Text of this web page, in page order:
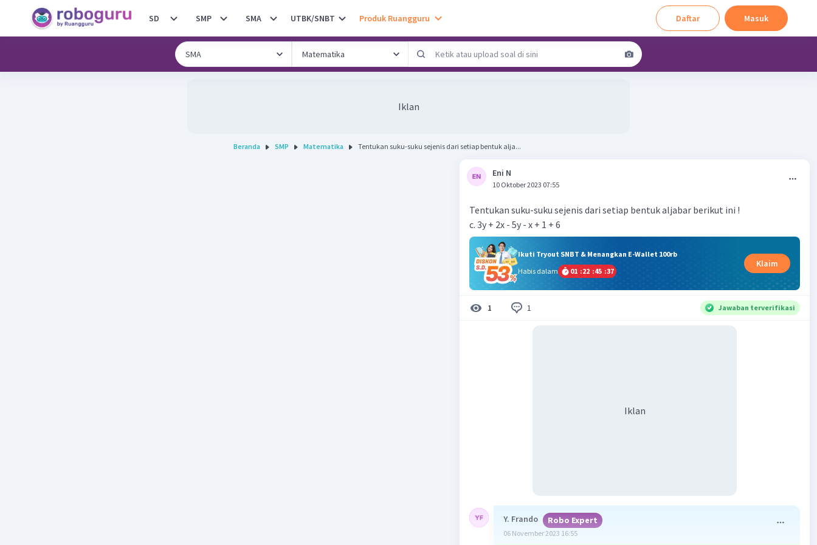
SD SMP SMA UTBK/SNBT Produk Ruangguru Daftar Masuk
Iklan
Beranda SMP Matematika Tentukan suku-suku sejenis dari setiap bentuk alja...
Eni N
10 Oktober 2023 07:55
Tentukan suku-suku sejenis dari setiap bentuk aljabar berikut ini !
c. 3y + 2x - 5y - x + 1 + 6
Ikuti Tryout SNBT & Menangkan E-Wallet 100rb
Habis dalam
01 :22 :45 :36
Klaim
1 1 Jawaban terverifikasi
Iklan
Y. Frando Robo Expert
06 November 2023 16:55